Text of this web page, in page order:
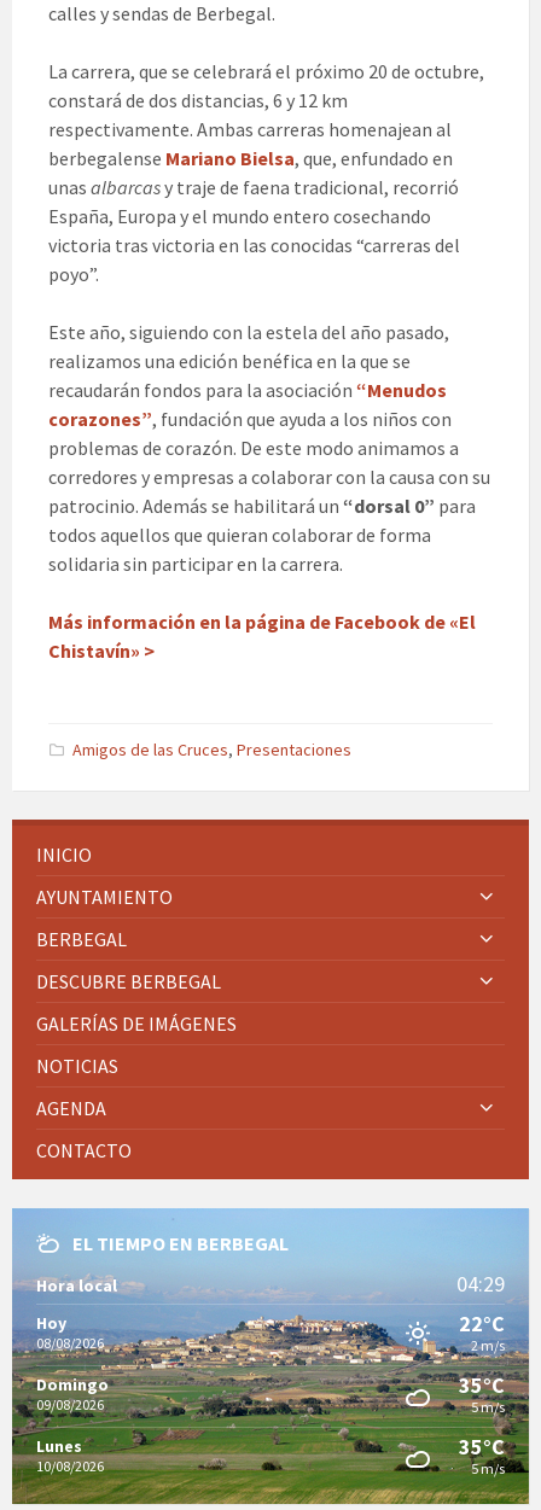
calles y sendas de Berbegal.
La carrera, que se celebrará el próximo 20 de octubre,
constará de dos distancias, 6 y 12 km
respectivamente. Ambas carreras homenajean al
berbegalense Mariano Bielsa, que, enfundado en
unas albarcasy traje de faena tradicional, recorrió
España, Europa y el mundo entero cosechando
victoria tras victoria en las conocidas “carreras del
poyo”.
Este año, siguiendo con la estela del año pasado,
realizamos una edición benéfica en la que se
recaudarán fondos para la asociación “Menudos
corazones”, fundación que ayuda a los niños con
problemas de corazón. De este modo animamos a
corredores y empresas a colaborar con la causa con su
patrocinio. Además se habilitará un “dorsal 0” para
todos aquellos que quieran colaborar de forma
solidaria sin participar en la carrera.
Más información en la página de Facebook de «El
Chistavín» >
Amigos de las Cruces, Presentaciones
INICIO
AYUNTAMIENTO
BERBEGAL
DESCUBRE BERBEGAL
GALERÍAS DE IMÁGENES
NOTICIAS
AGENDA
CONTACTO
EL TIEMPO EN BERBEGAL
Hora local 04:29
Hoy
08/08/2026
22°C
2 m/s
Domingo
09/08/2026
35°C
5 m/s
Lunes
10/08/2026
35°C
5 m/s